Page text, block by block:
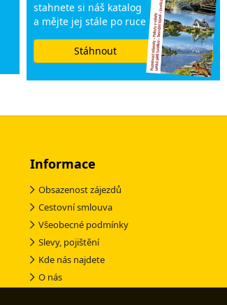
stahnete si náš katalog
a mějte jej stále po ruce
Stáhnout
Informace
Obsazenost zájezdů
Cestovní smlouva
Všeobecné podmínky
Slevy, pojištění
Kde nás najdete
O nás